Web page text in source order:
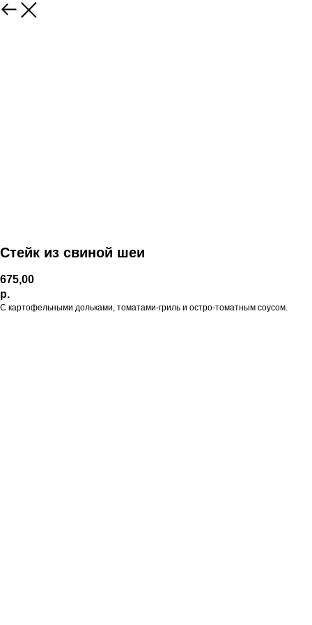
Стейк из свиной шеи
675,00
р.
С картофельными дольками, томатами-гриль и остро-томатным соусом.